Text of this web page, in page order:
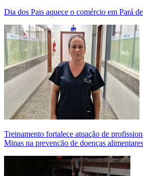
Dia dos Pais aquece o comércio em Pará
Treinamento fortalece atuação de
Minas na prevenção de doenças alimentares